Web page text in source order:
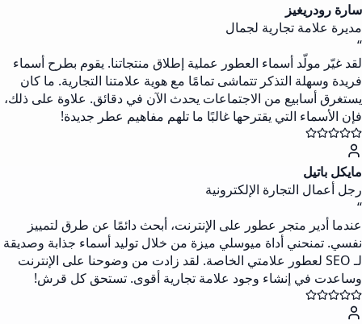
سارة رودريغيز
مديرة علامة تجارية لجمال
“
لقد غيّر مولّد أسماء العطور عملية إطلاق منتجاتنا. يقوم بطرح أسماء
فريدة وسهلة التذكر تتماشى تمامًا مع هوية علامتنا التجارية. ما كان
يستغرق أسابيع من الاجتماعات يحدث الآن في دقائق. علاوة على ذلك،
فإن الأسماء التي يقترحها غالبًا ما تلهم مفاهيم عطر جديدة!
مايكل باتيل
رجل أعمال التجارة الإلكترونية
“
عندما أدير متجر عطور على الإنترنت، أبحث دائمًا عن طرق لتمييز
نفسي. تمنحني أداة ميوسلي ميزة من خلال توليد أسماء جذابة وصديقة
لـ SEO لعطور علامتي الخاصة. لقد زادت من وضوحنا على الإنترنت
وساعدت في إنشاء وجود علامة تجارية أقوى. تستحق كل قرش!